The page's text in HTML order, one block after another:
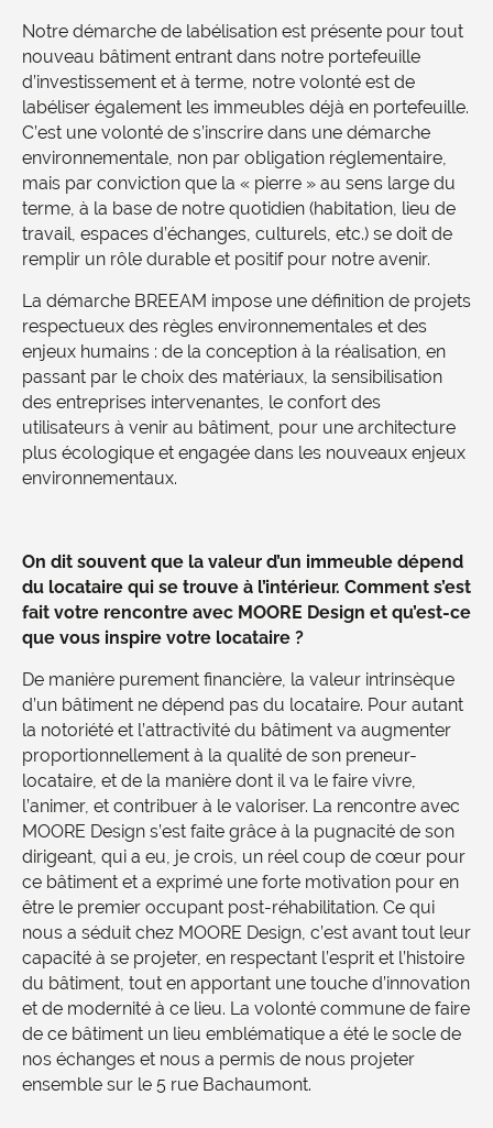
Notre démarche de labélisation est présente pour tout
nouveau bâtiment entrant dans notre portefeuille
d’investissement et à terme, notre volonté est de
labéliser également les immeubles déjà en portefeuille.
C’est une volonté de s’inscrire dans une démarche
environnementale, non par obligation réglementaire,
mais par conviction que la « pierre » au sens large du
terme, à la base de notre quotidien (habitation, lieu de
travail, espaces d’échanges, culturels, etc.) se doit de
remplir un rôle durable et positif pour notre avenir.
La démarche BREEAM impose une définition de projets
respectueux des règles environnementales et des
enjeux humains : de la conception à la réalisation, en
passant par le choix des matériaux, la sensibilisation
des entreprises intervenantes, le confort des
utilisateurs à venir au bâtiment, pour une architecture
plus écologique et engagée dans les nouveaux enjeux
environnementaux.
On dit souvent que la valeur d’un immeuble dépend
du locataire qui se trouve à l’intérieur. Comment s’est
fait votre rencontre avec MOORE Design et qu’est-ce
que vous inspire votre locataire ?
De manière purement financière, la valeur intrinsèque
d’un bâtiment ne dépend pas du locataire. Pour autant
la notoriété et l’attractivité du bâtiment va augmenter
proportionnellement à la qualité de son preneur-
locataire, et de la manière dont il va le faire vivre,
l’animer, et contribuer à le valoriser. La rencontre avec
MOORE Design s’est faite grâce à la pugnacité de son
dirigeant, qui a eu, je crois, un réel coup de cœur pour
ce bâtiment et a exprimé une forte motivation pour en
être le premier occupant post-réhabilitation. Ce qui
nous a séduit chez MOORE Design, c’est avant tout leur
capacité à se projeter, en respectant l’esprit et l’histoire
du bâtiment, tout en apportant une touche d’innovation
et de modernité à ce lieu. La volonté commune de faire
de ce bâtiment un lieu emblématique a été le socle de
nos échanges et nous a permis de nous projeter
ensemble sur le 5 rue Bachaumont.